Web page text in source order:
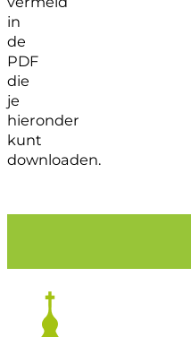
in
de
PDF
die
je
hieronder
kunt
downloaden.